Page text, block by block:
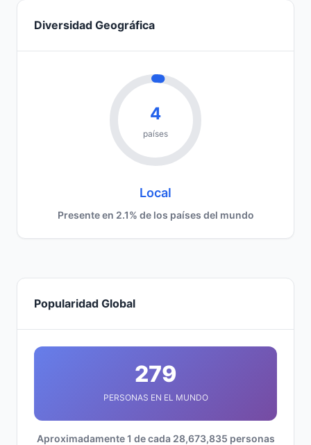
Diversidad Geográfica
4
países
Local
Presente en 2.1% de los países del mundo
Popularidad Global
279
PERSONAS EN EL MUNDO
Aproximadamente 1 de cada 28,673,835 personas